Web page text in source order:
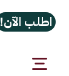
اطلب الآن!